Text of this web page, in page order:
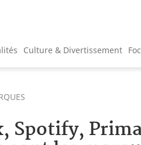
Culture & Divertissement
Spotify,